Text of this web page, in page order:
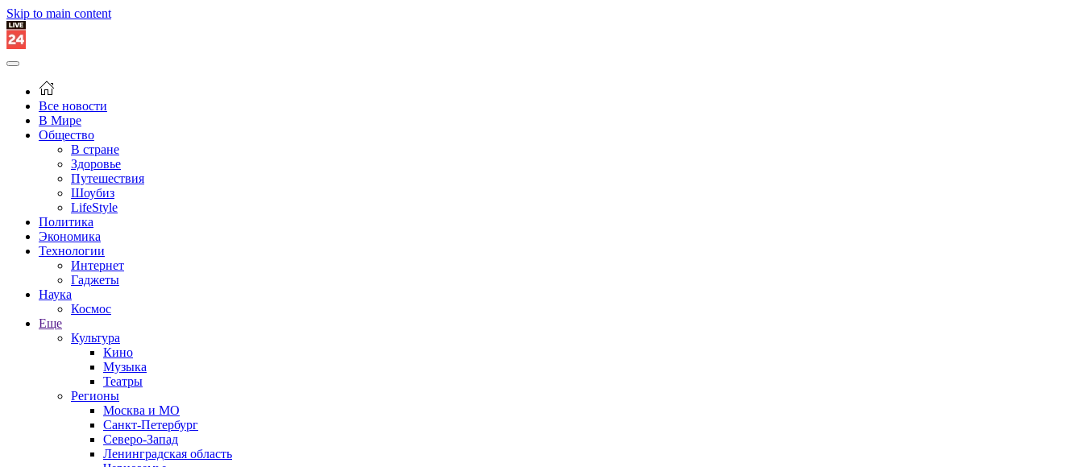
Skip to main content
Все новости
В Мире
Общество
В стране
Здоровье
Путешествия
Шоубиз
LifeStyle
Политика
Экономика
Технологии
Интернет
Гаджеты
Наука
Космос
Еще
Культура
Кино
Музыка
Театры
Регионы
Москва и МО
Санкт-Петербург
Северо-Запад
Ленинградская область